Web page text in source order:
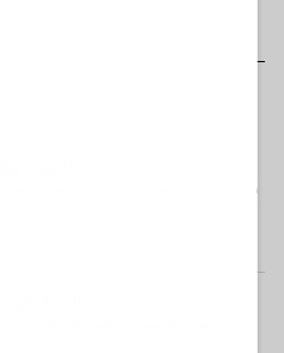
ABUSIVI DI SPIN TIME
assieme a loro perché non può
LA SEDE
del bando lanciato dal